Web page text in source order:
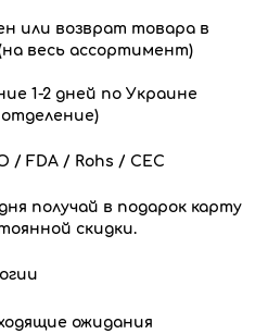
или возврат товара в
весь ассортимент)
1-2 дней по Украине
/ FDA / Rohs / CEC
получай в подарок карту
скидки.
ожидания